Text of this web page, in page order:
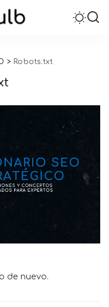
> Robots.txt
de nuevo.